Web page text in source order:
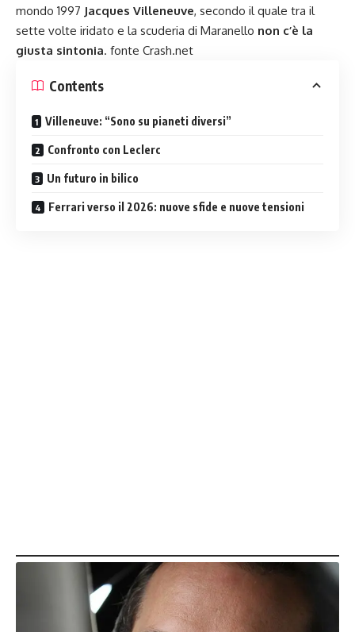
mondo 1997 Jacques Villeneuve, secondo il quale tra il
sette volte iridato e la scuderia di Maranello non c’è la
giusta sintonia. fonte Crash.net
Contents
Villeneuve: “Sono su pianeti diversi”
Confronto con Leclerc
Un futuro in bilico
Ferrari verso il 2026: nuove sfide e nuove tensioni